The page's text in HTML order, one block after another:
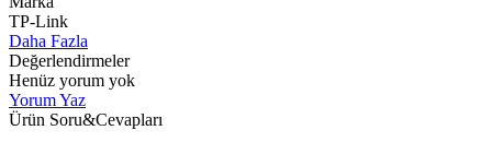
TP-Link
Daha Fazla
Değerlendirmeler
Henüz yorum yok
Yorum Yaz
Ürün Soru&Cevapları